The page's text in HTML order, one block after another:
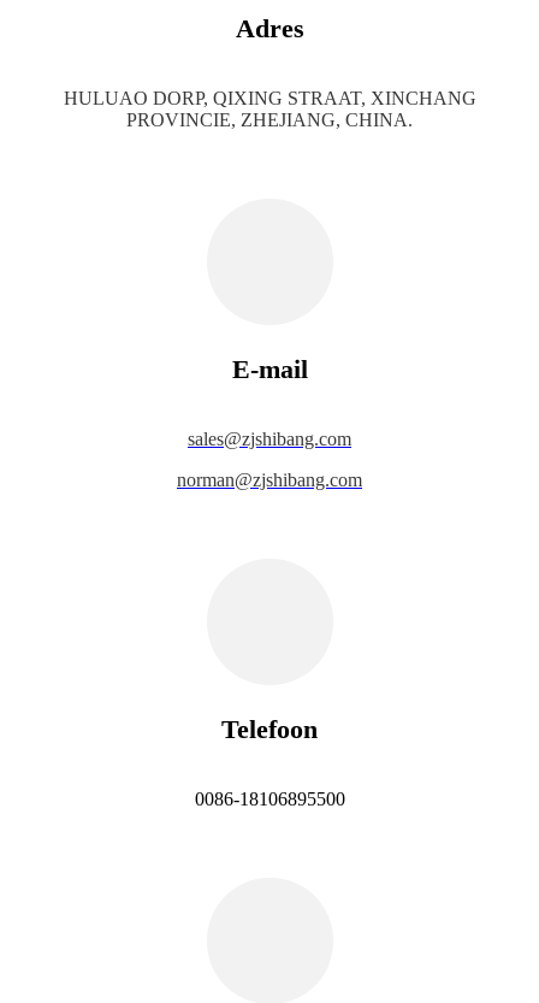
Adres
HULUAO DORP, QIXING STRAAT, XINCHANG
PROVINCIE, ZHEJIANG, CHINA.
E-mail
sales@zjshibang.com
norman@zjshibang.com
Telefoon
0086-18106895500